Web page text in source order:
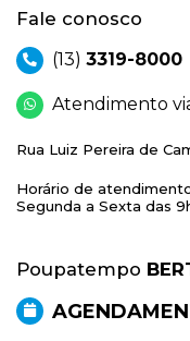
Fale conosco
(13) 3319-8000
Atendimento
Rua Luiz Pereira de
Horário de
Segunda a Sexta das
Poupatempo